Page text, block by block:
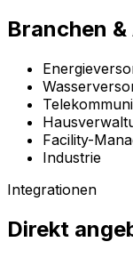
Branchen
Facility-
Industrie
Integrationen
Direkt